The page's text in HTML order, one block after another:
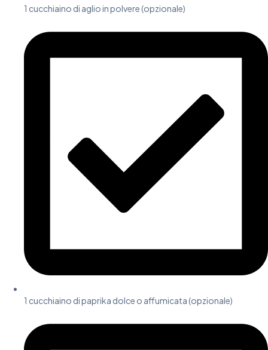
1 cucchiaino di aglio in polvere (opzionale)
1 cucchiaino di paprika dolce o affumicata (opzionale)